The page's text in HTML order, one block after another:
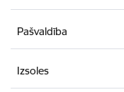
Pašvaldība
Izsoles